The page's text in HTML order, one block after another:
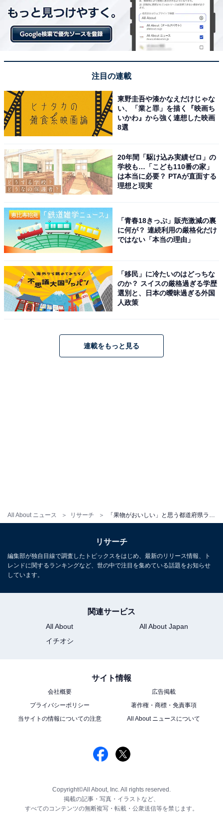
All About ニュース リサーチ
注目の連載
東野圭吾や湊かなえだけじゃな
い、「業と罪」を描く『映画ち
いかわ』から強く連想した映画
8選
20年間「駆け込み実績ゼロ」の
学校も…「こども110番の家」
は本当に必要？ PTAが直面する
理想と現実
「青春18きっぷ」販売激減の裏
に何が？ 連続利用の厳格化だけ
ではない「本当の理由」
「移民」に冷たいのはどっちな
のか？ スイスの厳格過ぎる学歴
選別と、日本の曖昧過ぎる外国
人政策
連載をもっと見る
リサーチ
編集部が独自目線で調査したトピックスをはじめ、最新のリリース情報、ト
レンドに関するランキングなど、世の中で注目を集めている話題をお知らせ
しています。
関連サービス
All About
All About Japan
イチオシ
サイト情報
会社概要
広告掲載
プライバシーポリシー
著作権・商標・免責事項
当サイトの情報についての注意
All About ニュースについて
Copyright©All About, Inc. All rights reserved.
掲載の記事・写真・イラストなど、
すべてのコンテンツの無断複写・転載・公衆送信等を禁じます。